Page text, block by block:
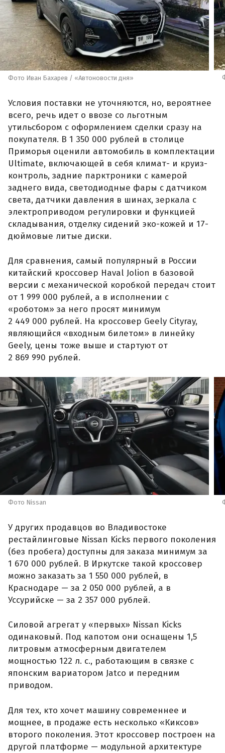
Фото Иван Бахарев / «Автоновости дня»
Условия поставки не уточняются, но, вероятнее
всего, речь идет о ввозе со льготным
утильсбором с оформлением сделки сразу на
покупателя. В 1 350 000 рублей в столице
Приморья оценили автомобиль в комплектации
Ultimate, включающей в себя климат- и круиз-
контроль, задние парктроники с камерой
заднего вида, светодиодные фары с датчиком
света, датчики давления в шинах, зеркала с
электроприводом регулировки и функцией
складывания, отделку сидений эко-кожей и 17-
дюймовые литые диски.
Для сравнения, самый популярный в России
китайский кроссовер Haval Jolion в базовой
версии с механической коробкой передач стоит
от 1 999 000 рублей, а в исполнении с
«роботом» за него просят минимум
2 449 000 рублей. На кроссовер Geely Cityray,
являющийся «входным билетом» в линейку
Geely, цены тоже выше и стартуют от
2 869 990 рублей.
Фото Nissan
У других продавцов во Владивостоке
рестайлинговые Nissan Kicks первого поколения
(без пробега) доступны для заказа минимум за
1 670 000 рублей. В Иркутске такой кроссовер
можно заказать за 1 550 000 рублей, в
Краснодаре — за 2 050 000 рублей, а в
Уссурийске — за 2 357 000 рублей.
Силовой агрегат у «первых» Nissan Kicks
одинаковый. Под капотом они оснащены 1,5
литровым атмосферным двигателем
мощностью 122 л. с., работающим в связке с
японским вариатором Jatco и передним
приводом.
Для тех, кто хочет машину современнее и
мощнее, в продаже есть несколько «Киксов»
второго поколения. Этот кроссовер построен на
другой платформе — модульной архитектуре